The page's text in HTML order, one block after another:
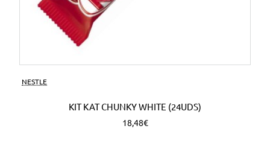
NESTLE
KIT KAT CHUNKY WHITE (24UDS)
18,48€